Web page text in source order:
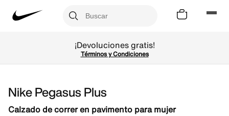
¡Devoluciones gratis!
Términos y Condiciones
Nike Pegasus Plus
Calzado de correr en pavimento para mujer